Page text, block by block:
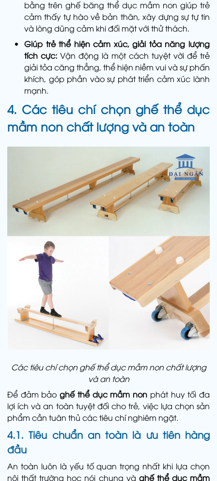
bằng trên ghế băng thể dục mầm non giúp trẻ
cảm thấy tự hào về bản thân, xây dựng sự tự tin
và lòng dũng cảm khi đối mặt với thử thách.
Giúp trẻ thể hiện cảm xúc, giải tỏa năng lượng
tích cực: Vận động là một cách tuyệt vời để trẻ
giải tỏa căng thẳng, thể hiện niềm vui và sự phấn
khích, góp phần vào sự phát triển cảm xúc lành
mạnh.
4. Các tiêu chí chọn ghế thể dục
mầm non chất lượng và an toàn
Các tiêu chí chọn ghế thể dục mầm non chất lượng
và an toàn
Để đảm bảoghế thể dục mầm non phát huy tối đa
lợi ích và an toàn tuyệt đối cho trẻ, việc lựa chọn sản
phẩm cần tuân thủ các tiêu chí nghiêm ngặt.
4.1. Tiêu chuẩn an toàn là ưu tiên hàng
đầu
An toàn luôn là yếu tố quan trọng nhất khi lựa chọn
nội thất trường học nói chung và ghế thể dục mầm